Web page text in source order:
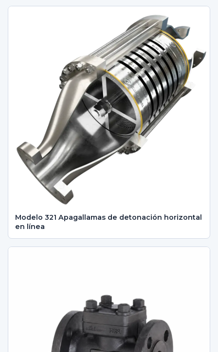
Modelo 321 Apagallamas de detonación horizontal
en línea